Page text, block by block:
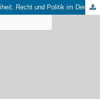
Christian Volk: Die Ordnung der Freiheit. Recht und Politik im Denken Hannah Arendts